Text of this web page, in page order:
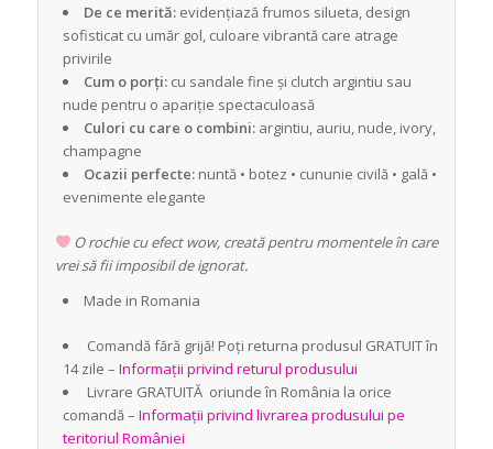
De ce merită:evidențiază frumos silueta, design
sofisticat cu umăr gol, culoare vibrantă care atrage
privirile
Cum o porți:cu sandale fine și clutch argintiu sau
nude pentru o apariție spectaculoasă
Culori cu care o combini:argintiu, auriu, nude, ivory,
champagne
Ocazii perfecte:nuntă • botez • cununie civilă • gală •
evenimente elegante
O rochie cu efect wow, creată pentru momentele în care
vrei să fii imposibil de ignorat.
Made in Romania
Comandă fără grijă! Poți returna produsul GRATUIT în
14 zile – Informații privind returul produsului
Livrare GRATUITĂ oriunde în România la orice
comandă – Informații privind livrarea produsului pe
teritoriul României